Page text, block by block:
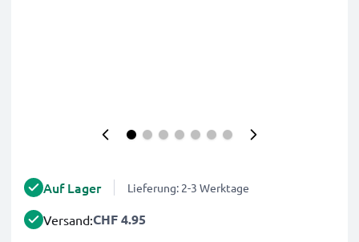
Auf Lager Lieferung: 2-3 Werktage
Versand:CHF 4.95